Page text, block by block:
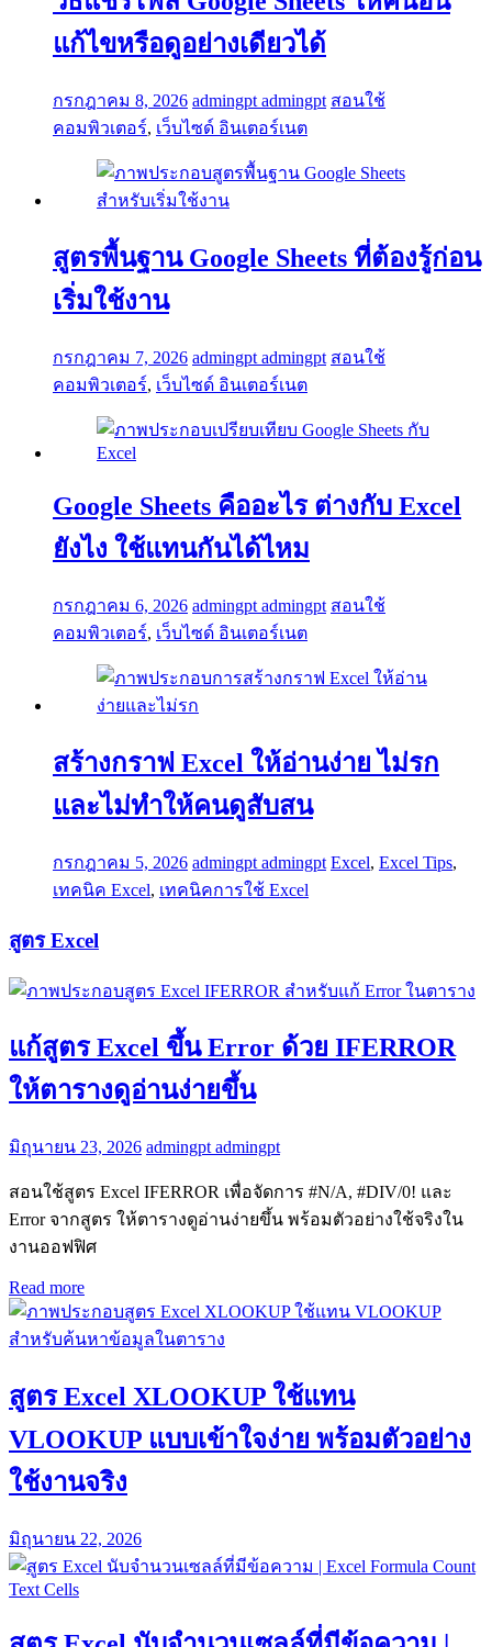
แก้ไขหรือดูอย่างเดียวได้
กรกฎาคม 8, 2026 admingpt admingpt สอนใช้
คอมพิวเตอร์, เว็บไซด์ อินเตอร์เนต
สูตรพื้นฐาน Google Sheets ที่ต้องรู้ก่อน
เริ่มใช้งาน
กรกฎาคม 7, 2026 admingpt admingpt สอนใช้
คอมพิวเตอร์, เว็บไซด์ อินเตอร์เนต
Google Sheets คืออะไร ต่างกับ Excel
ยังไง ใช้แทนกันได้ไหม
กรกฎาคม 6, 2026 admingpt admingpt สอนใช้
คอมพิวเตอร์, เว็บไซด์ อินเตอร์เนต
สร้างกราฟ Excel ให้อ่านง่าย ไม่รก
และไม่ทำให้คนดูสับสน
กรกฎาคม 5, 2026 admingpt admingpt Excel, Excel Tips,
เทคนิค Excel, เทคนิคการใช้ Excel
สูตร Excel
แก้สูตร Excel ขึ้น Error ด้วย IFERROR
ให้ตารางดูอ่านง่ายขึ้น
มิถุนายน 23, 2026 admingpt admingpt
สอนใช้สูตร Excel IFERROR เพื่อจัดการ #N/A, #DIV/0! และ
Error จากสูตร ให้ตารางดูอ่านง่ายขึ้น พร้อมตัวอย่างใช้จริงใน
งานออฟฟิศ
Read more
สูตร Excel XLOOKUP ใช้แทน
VLOOKUP แบบเข้าใจง่าย พร้อมตัวอย่าง
ใช้งานจริง
มิถุนายน 22, 2026